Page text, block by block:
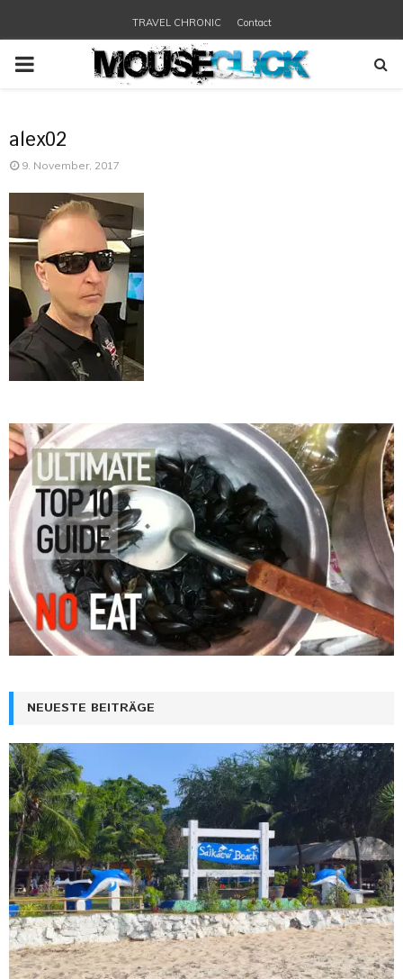
TRAVEL CHRONIC Contact
PRIMARY
alex02
9. November, 2017
NEUESTE BEITRÄGE